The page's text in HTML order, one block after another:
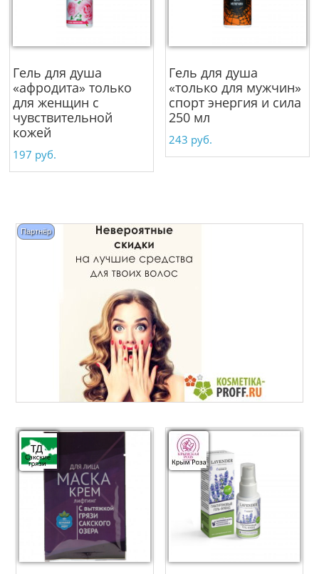
Гель для душа
«афродита» только
для женщин c
чувствительной
кожей
197 руб.
Гель для душа
«только для мужчин»
спорт энергия и сила
250 мл
243 руб.
Партнёр